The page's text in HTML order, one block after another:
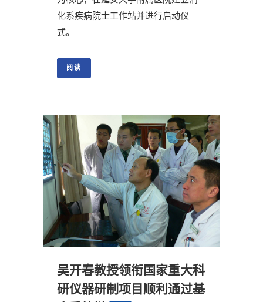
化系疾病院士工作站并进行启动仪
式。...
阅读
吴开春教授领衔国家重大科
研仪器研制项目顺利通过基